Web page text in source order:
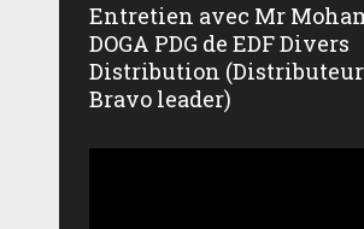
Entretien avec Mr
DOGA PDG de EDF Divers
Distribution
Bravo leader)